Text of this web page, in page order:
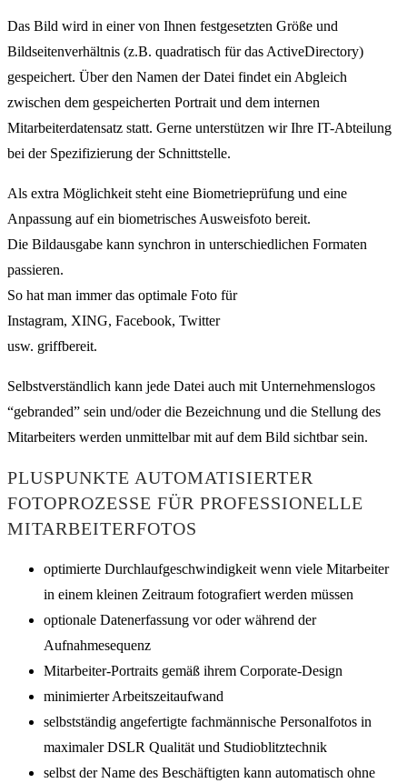
Das Bild wird in einer von Ihnen festgesetzten Größe und
Bildseitenverhältnis (z.B. quadratisch für das ActiveDirectory)
gespeichert. Über den Namen der Datei findet ein Abgleich
zwischen dem gespeicherten Portrait und dem internen
Mitarbeiterdatensatz statt. Gerne unterstützen wir Ihre IT-Abteilung
bei der Spezifizierung der Schnittstelle.
Als extra Möglichkeit steht eine Biometrieprüfung und eine
Anpassung auf ein biometrisches Ausweisfoto bereit.
Die Bildausgabe kann synchron in unterschiedlichen Formaten
passieren.
So hat man immer das optimale Foto für
Instagram, XING, Facebook, Twitter
usw. griffbereit.
Selbstverständlich kann jede Datei auch mit Unternehmenslogos
“gebranded” sein und/oder die Bezeichnung und die Stellung des
Mitarbeiters werden unmittelbar mit auf dem Bild sichtbar sein.
PLUSPUNKTE AUTOMATISIERTER
FOTOPROZESSE FÜR PROFESSIONELLE
MITARBEITERFOTOS
optimierte Durchlaufgeschwindigkeit wenn viele Mitarbeiter
in einem kleinen Zeitraum fotografiert werden müssen
optionale Datenerfassung vor oder während der
Aufnahmesequenz
Mitarbeiter-Portraits gemäß ihrem Corporate-Design
minimierter Arbeitszeitaufwand
selbstständig angefertigte fachmännische Personalfotos in
maximaler DSLR Qualität und Studioblitztechnik
selbst der Name des Beschäftigten kann automatisch ohne